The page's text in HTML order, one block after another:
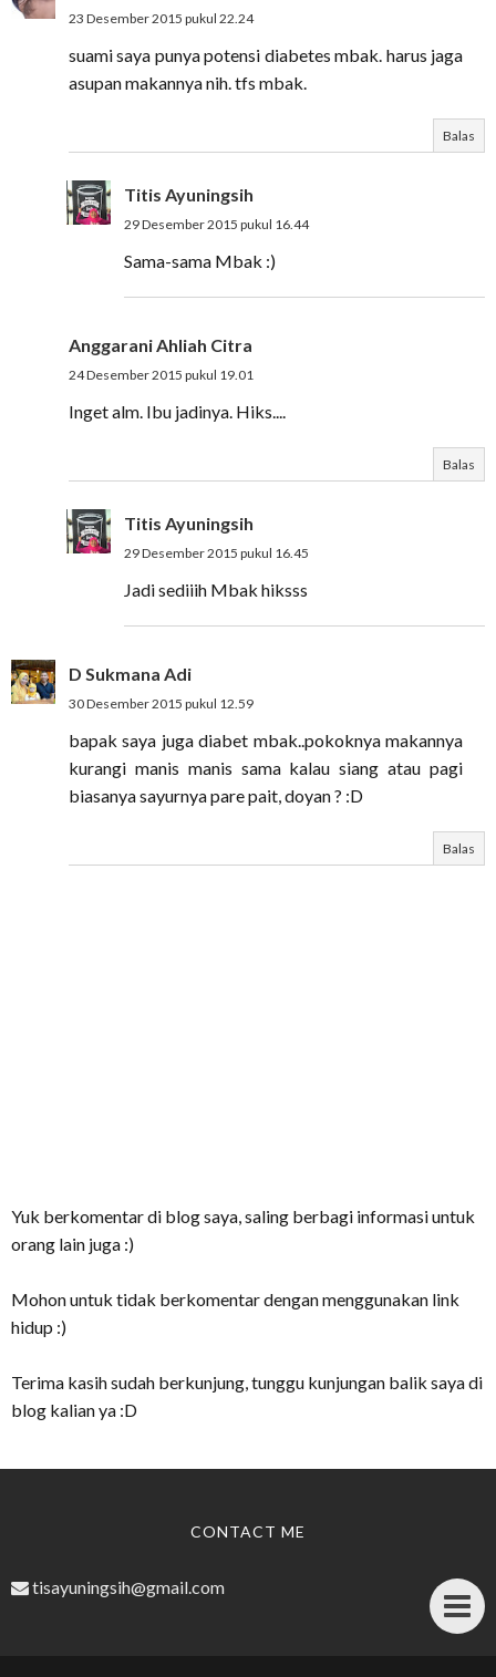
23 Desember 2015 pukul 22.24
suami saya punya potensi diabetes mbak. harus jaga
asupan makannya nih. tfs mbak.
Balas
Titis Ayuningsih
29 Desember 2015 pukul 16.44
Sama-sama Mbak :)
Anggarani Ahliah Citra
24 Desember 2015 pukul 19.01
Inget alm. Ibu jadinya. Hiks....
Balas
Titis Ayuningsih
29 Desember 2015 pukul 16.45
Jadi sediiih Mbak hiksss
D Sukmana Adi
30 Desember 2015 pukul 12.59
bapak saya juga diabet mbak..pokoknya makannya
kurangi manis manis sama kalau siang atau pagi
biasanya sayurnya pare pait, doyan ? :D
Balas
Yuk berkomentar di blog saya, saling berbagi informasi untuk
orang lain juga :)
Mohon untuk tidak berkomentar dengan menggunakan link
hidup :)
Terima kasih sudah berkunjung, tunggu kunjungan balik saya di
blog kalian ya :D
CONTACT ME
tisayuningsih@gmail.com